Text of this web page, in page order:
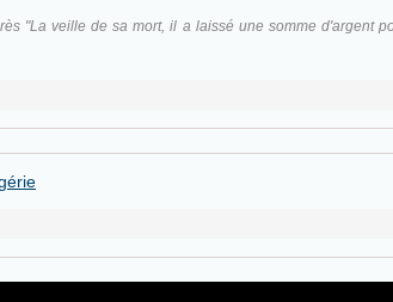
"La veille de sa mort, il a laissé une somme d'argent